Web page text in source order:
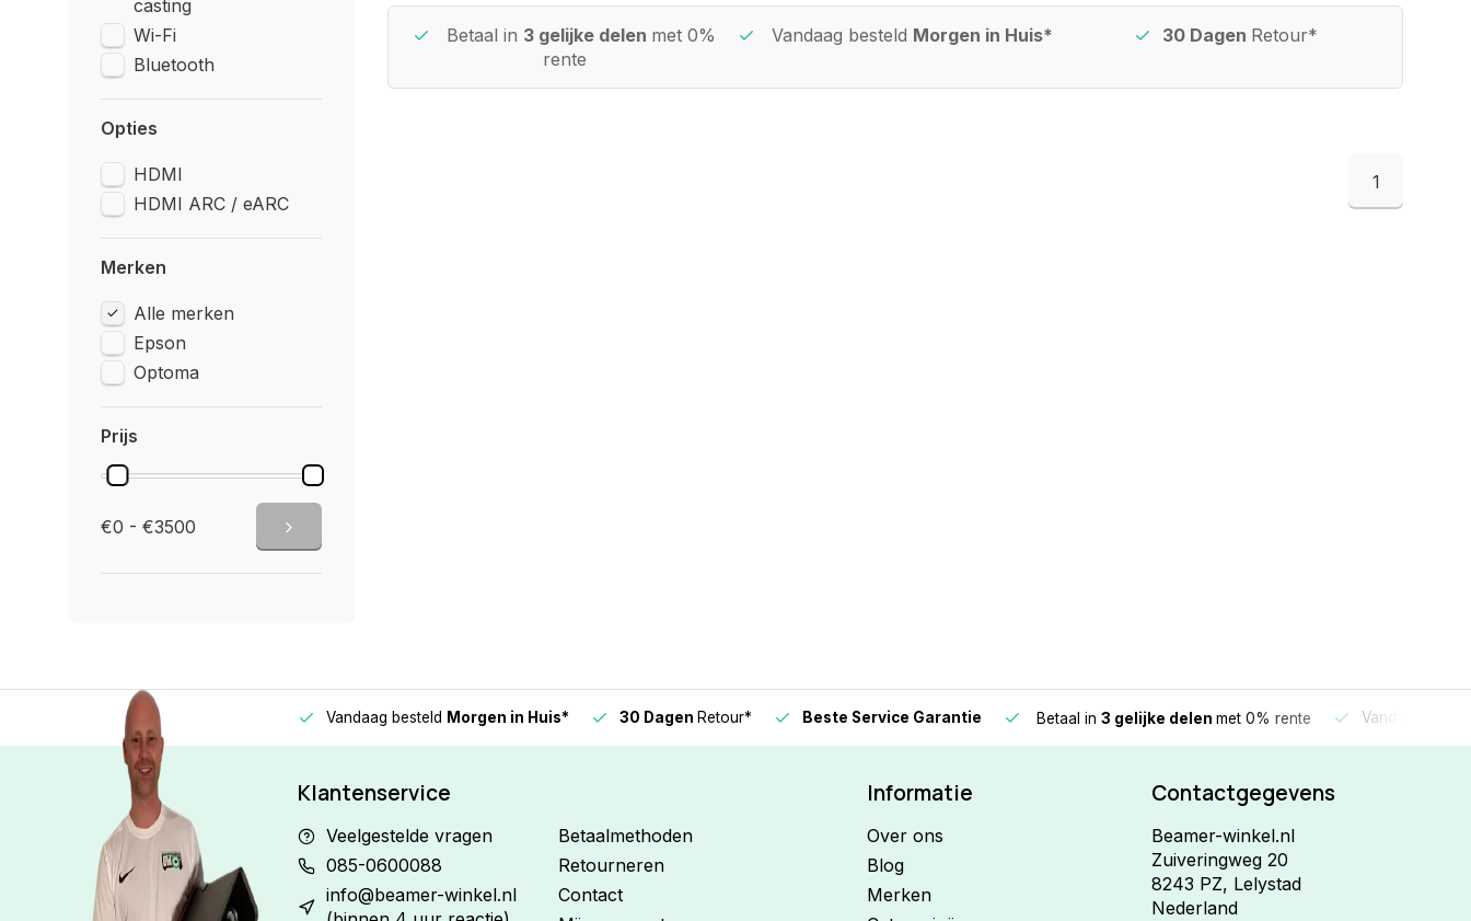
casting
Wi-Fi
Bluetooth
Opties
HDMI
HDMI ARC / eARC
Merken
Alle merken
Epson
Optoma
Prijs
€0 - €3500
Beste Service Garantie Betaal in 3 gelijke delen met 0%
rente
Vandaag besteld Morgen in Huis* 30 Dagen Retour*
1
3 gelijke delen Vandaag besteld Morgen in Huis* 30 Dagen Retour* Beste Service Garantie Betaal in 3 gelijke delen met 0% rente Vandaag
Klantenservice
Veelgestelde vragen
085-0600088
info@beamer-winkel.nl
Betaalmethoden
Retourneren
Contact
Informatie
Over ons
Blog
Merken
Contactgegevens
Beamer-winkel.nl
Zuiveringweg 20
8243 PZ, Lelystad
Nederland